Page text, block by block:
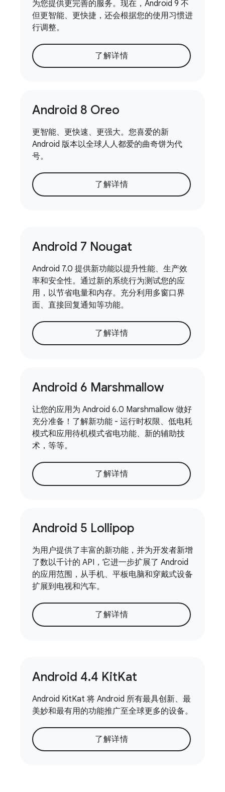
为您提供更完善的服务。现在，Android 9 不
但更智能、更快捷，还会根据您的使用习惯进
行调整。
了解详情
Android 8 Oreo
更智能、更快速、更强大。您喜爱的新
Android 版本以全球人人都爱的曲奇饼为代
号。
了解详情
Android 7 Nougat
Android 7.0 提供新功能以提升性能、生产效
率和安全性。通过新的系统行为测试您的应
用，以节省电量和内存。充分利用多窗口界
面、直接回复通知等功能。
了解详情
Android 6 Marshmallow
让您的应用为 Android 6.0 Marshmallow 做好
充分准备！了解新功能 - 运行时权限、低电耗
模式和应用待机模式省电功能、新的辅助技
术，等等。
了解详情
Android 5 Lollipop
为用户提供了丰富的新功能，并为开发者新增
了数以千计的 API，它进一步扩展了 Android
的应用范围，从手机、平板电脑和穿戴式设备
扩展到电视和汽车。
了解详情
Android 4.4 KitKat
Android KitKat 将 Android 所有最具创新、最
美妙和最有用的功能推广至全球更多的设备。
了解详情